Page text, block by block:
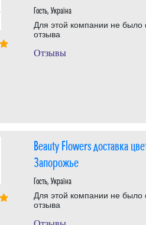
Гость, Україна
Для этой компании не было
отзыва
Отзывы
Beauty Flowers доставка
Запорожье
Гость, Україна
Для этой компании не было
отзыва